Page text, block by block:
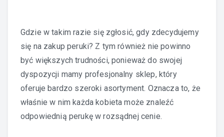
Gdzie w takim razie się zgłosić, gdy zdecydujemy
się na zakup peruki? Z tym również nie powinno
być większych trudności, ponieważ do swojej
dyspozycji mamy profesjonalny sklep, który
oferuje bardzo szeroki asortyment. Oznacza to, że
właśnie w nim każda kobieta może znaleźć
odpowiednią perukę w rozsądnej cenie.